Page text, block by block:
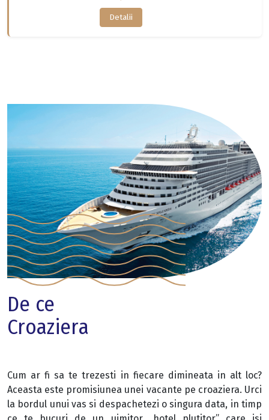
Detalii
De ce
Croaziera
Cum ar fi sa te trezesti in fiecare dimineata in alt loc?
Aceasta este promisiunea unei vacante pe croaziera. Urci
la bordul unui vas si despachetezi o singura data, in timp